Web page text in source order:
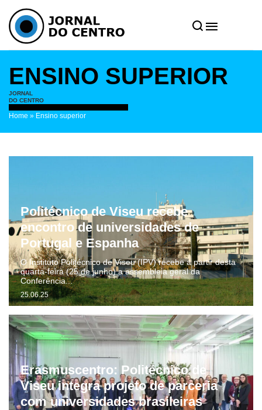
ENSINO SUPERIOR
JORNAL
DO CENTRO
Home » Ensino superior
Politécnico de Viseu recebe
encontro de universidades de
Portugal e Espanha
25.06.25
O Instituto Politécnico de Viseu (IPV) recebe a partir desta
quarta-feira (25 de junho) a assembleia geral da
Conferência...
Erasmuscentro: Politécnico de
Viseu integra projeto de parceria
com universidades brasileiras